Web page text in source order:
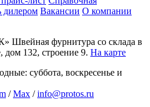
дилером Вакансии О компании
Швейная фурнитура со склада в
дом 132, строение 9. На карте
суббота, воскресенье и
/Max /info@protos.ru